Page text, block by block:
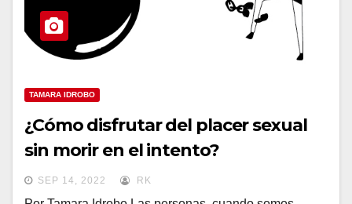
TAMARA IDROBO
¿Cómo disfrutar del placer sexual
sin morir en el intento?
SEP 14, 2022 RK